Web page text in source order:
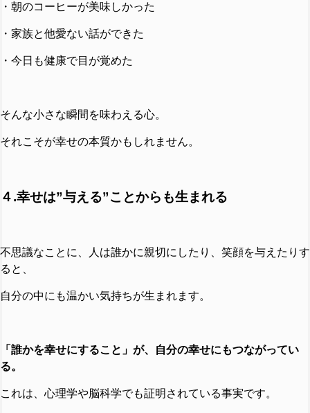
・朝のコーヒーが美味しかった
・家族と他愛ない話ができた
・今日も健康で目が覚めた
そんな小さな瞬間を味わえる心。
それこそが幸せの本質かもしれません。
４.幸せは”与える”ことからも生まれる
不思議なことに、人は誰かに親切にしたり、笑顔を与えたりす
ると、
自分の中にも温かい気持ちが生まれます。
「誰かを幸せにすること」が、自分の幸せにもつながってい
る。
これは、心理学や脳科学でも証明されている事実です。